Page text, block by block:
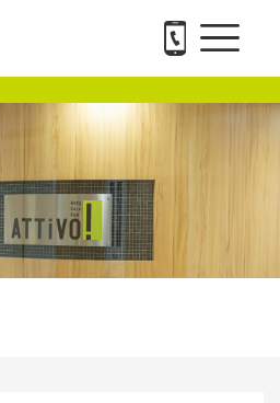
メ
ニ
ュ
ー